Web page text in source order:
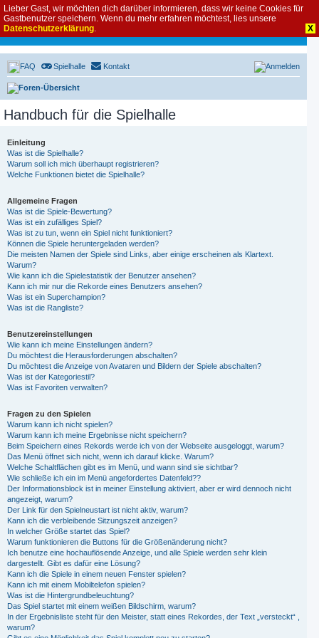
Lieber Gast, wir möchten dich darüber informieren, dass wir keine Cookies für
Gastbenutzer speichern. Wenn du mehr erfahren möchtest, lies unsere
Datenschutzerklärung. X
FAQ Spielhalle Kontakt Anmelden
Foren-Übersicht
Handbuch für die Spielhalle
Einleitung
Was ist die Spielhalle?
Warum soll ich mich überhaupt registrieren?
Welche Funktionen bietet die Spielhalle?
Allgemeine Fragen
Was ist die Spiele-Bewertung?
Was ist ein zufälliges Spiel?
Was ist zu tun, wenn ein Spiel nicht funktioniert?
Können die Spiele heruntergeladen werden?
Die meisten Namen der Spiele sind Links, aber einige erscheinen als Klartext.
Warum?
Wie kann ich die Spielestatistik der Benutzer ansehen?
Kann ich mir nur die Rekorde eines Benutzers ansehen?
Was ist ein Superchampion?
Was ist die Rangliste?
Benutzereinstellungen
Wie kann ich meine Einstellungen ändern?
Du möchtest die Herausforderungen abschalten?
Du möchtest die Anzeige von Avataren und Bildern der Spiele abschalten?
Was ist der Kategoriestil?
Was ist Favoriten verwalten?
Fragen zu den Spielen
Warum kann ich nicht spielen?
Warum kann ich meine Ergebnisse nicht speichern?
Beim Speichern eines Rekords werde ich von der Webseite ausgeloggt, warum?
Das Menü öffnet sich nicht, wenn ich darauf klicke. Warum?
Welche Schaltflächen gibt es im Menü, und wann sind sie sichtbar?
Wie schließe ich ein im Menü angefordertes Datenfeld??
Der Informationsblock ist in meiner Einstellung aktiviert, aber er wird dennoch nicht
angezeigt, warum?
Der Link für den Spielneustart ist nicht aktiv, warum?
Kann ich die verbleibende Sitzungszeit anzeigen?
In welcher Größe startet das Spiel?
Warum funktionieren die Buttons für die Größenänderung nicht?
Ich benutze eine hochauflösende Anzeige, und alle Spiele werden sehr klein
dargestellt. Gibt es dafür eine Lösung?
Kann ich die Spiele in einem neuen Fenster spielen?
Kann ich mit einem Mobiltelefon spielen?
Was ist die Hintergrundbeleuchtung?
Das Spiel startet mit einem weißen Bildschirm, warum?
In der Ergebnisliste steht für den Meister, statt eines Rekordes, der Text „versteckt“ ,
warum?